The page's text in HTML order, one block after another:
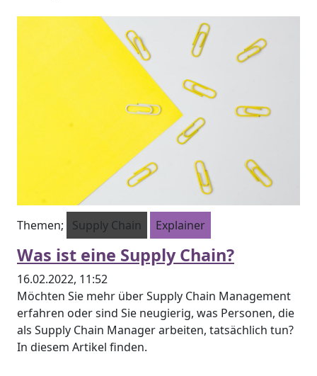
Themen; Supply Chain Explainer
Was ist eine Supply Chain?
16.02.2022, 11:52
Möchten Sie mehr über Supply Chain Management
erfahren oder sind Sie neugierig, was Personen, die
als Supply Chain Manager arbeiten, tatsächlich tun?
In diesem Artikel finden.